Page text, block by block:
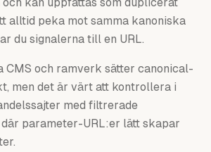
alltid peka mot samma kanoniska
du signalerna till en URL.
CMS och ramverk sätter canonical-
men det är värt att kontrollera i
med filtrerade
parameter-URL:er lätt skapar